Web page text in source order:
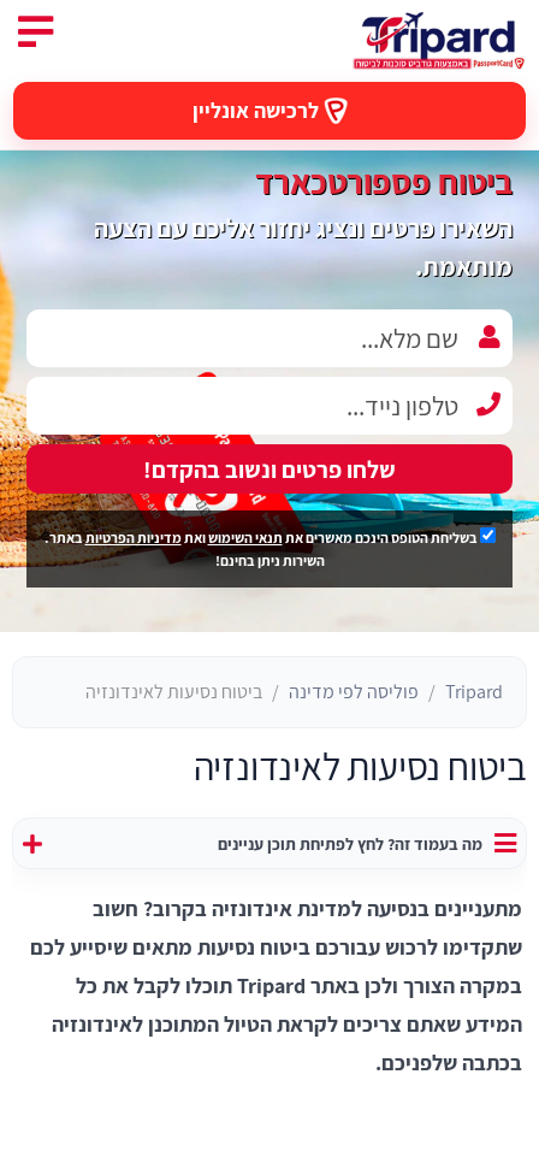
לרכישה אונליין
ביטוח פספורטכארד
השאירו פרטים ונציג יחזור אליכם עם הצעה
מותאמת.
שלחו פרטים ונשוב בהקדם!
בשליחת הטופס הינכם מאשרים אתתנאי השימושואתמדיניות הפרטיותבאתר.
השירות ניתן בחינם!
Tripard פוליסה לפי מדינה ביטוח נסיעות לאינדונזיה
ביטוח נסיעות לאינדונזיה
מה בעמוד זה? לחץ לפתיחת תוכן עניינים
מתעניינים בנסיעה למדינת אינדונזיה בקרוב? חשוב
שתקדימו לרכוש עבורכם ביטוח נסיעות מתאים שיסייע לכם
במקרה הצורך ולכן באתר Tripard תוכלו לקבל את כל
המידע שאתם צריכים לקראת הטיול המתוכנן לאינדונזיה
בכתבה שלפניכם.